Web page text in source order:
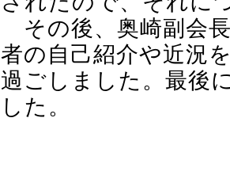
その後、奥崎副会
者の自己紹介や近況
過ごしました。最後
した。